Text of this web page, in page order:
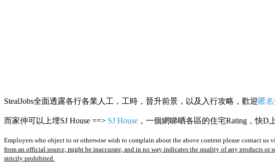
StealJobs全面透露各行各業人工，工時，晉升前景，以及入行攻略，歡迎 匿
而家仲可以上埋SJ House ==> SJ House ，一個網睇晒各區的住宅Rating，快D
Employers who object to or otherwise wish to complain about the above content please contact us
from an official source, might be inaccurate, and in no way indicates the quality of any products
strictly prohibited.